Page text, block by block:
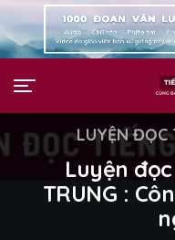
LUYỆN ĐỌC
Luyện
TRUNG :